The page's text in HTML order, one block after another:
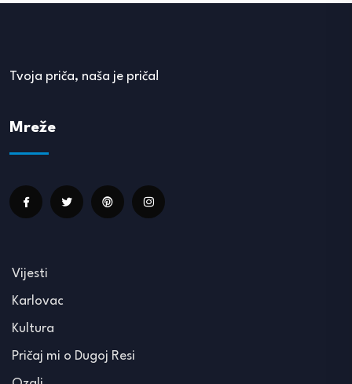
Tvoja priča, naša je priča!
Mreže
Vijesti
Karlovac
Kultura
Pričaj mi o Dugoj Resi